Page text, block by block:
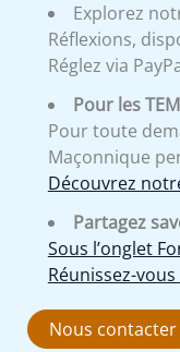
Explorez
Réflexions,
Réglez via
Pour les TEM
Pour toute
Maçonnique
Découvrez
Partagez
Sous l’onglet
Réunissez-
Nous contacter